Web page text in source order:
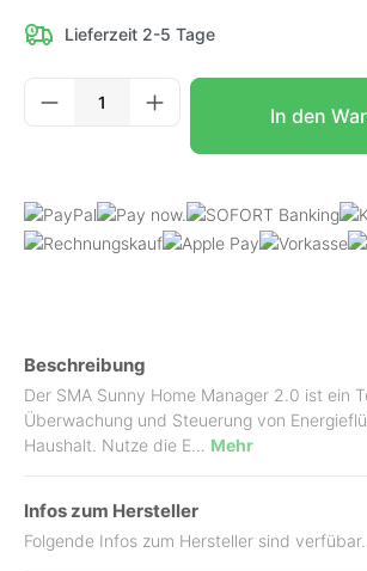
Lieferzeit 2-5 Tage
Produkt Anzahl: Gib den
In den
Beschreibung
Der SMA Sunny Home Manager 2.0 ist ein
Überwachung und Steuerung von
Haushalt. Nutze die E… Mehr
Infos zum Hersteller
Folgende Infos zum Hersteller sind